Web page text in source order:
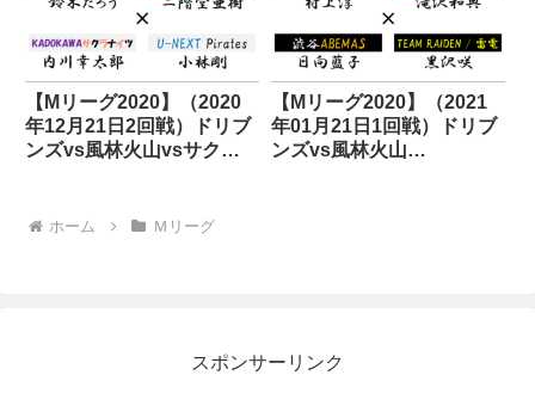
【Mリーグ2020】（2020
年12月21日2回戦）ドリブ
ンズvs風林火山vsサクラ
【Mリーグ2020】（2021
年01月21日1回戦）ドリブ
ンズvs風林火山
ホーム Ｍリーグ
スポンサーリンク